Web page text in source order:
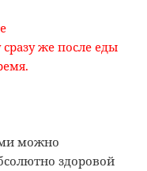
же после еды
можно
здоровой